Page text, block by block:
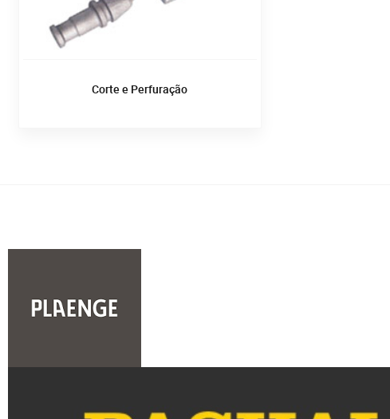
Corte e Perfuração